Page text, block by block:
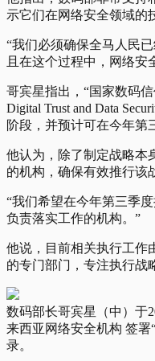
示它们在网络安全领域的
“我们必须确保全马人民
且在这个过程中，网络安
哥宾星指出，“国家数码
Digital Trust and Data
阶段，并预计可在今年第
他认为，除了制定战略本
的机构，确保有效推行该
“我们希望在今年第三季
负责落实工作的机构。”
他说，目前相关执行工作
的专门部门，专注执行战
数码部长哥宾星（中）于
来西亚网络安全机构 签署
录。